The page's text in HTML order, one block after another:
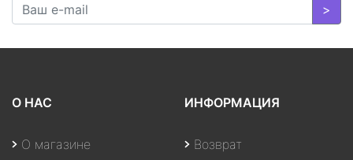
>
О НАС
О магазине
ИНФОРМАЦИЯ
Возврат